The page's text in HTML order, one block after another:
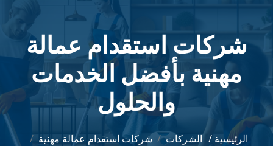
شركات استقدام عمالة
مهنية بأفضل الخدمات
والحلول
الرئيسية / الشركات شركات استقدام عمالة مهنية